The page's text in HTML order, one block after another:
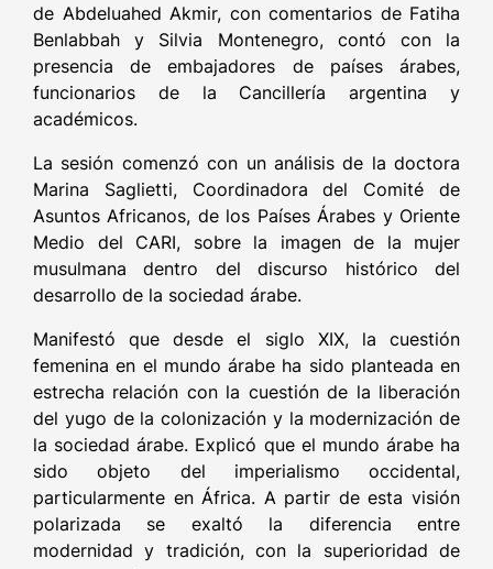
de Abdeluahed Akmir, con comentarios de Fatiha
Benlabbah y Silvia Montenegro, contó con la
presencia de embajadores de países árabes,
funcionarios de la Cancillería argentina y
académicos.
La sesión comenzó con un análisis de la doctora
Marina Saglietti, Coordinadora del Comité de
Asuntos Africanos, de los Países Árabes y Oriente
Medio del CARI, sobre la imagen de la mujer
musulmana dentro del discurso histórico del
desarrollo de la sociedad árabe.
Manifestó que desde el siglo XIX, la cuestión
femenina en el mundo árabe ha sido planteada en
estrecha relación con la cuestión de la liberación
del yugo de la colonización y la modernización de
la sociedad árabe. Explicó que el mundo árabe ha
sido objeto del imperialismo occidental,
particularmente en África. A partir de esta visión
polarizada se exaltó la diferencia entre
modernidad y tradición, con la superioridad de